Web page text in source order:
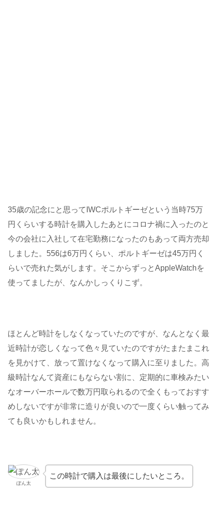
35歳の記念にと思ってIWCポルトギーゼという当時75万
円くらいする時計を購入したあとにコロナ禍に入ったのと
今の会社に入社して在宅勤務になったのもあって両方売却
しました。556は6万円くらい、ポルトギーゼは45万円く
らいで売れた気がします。そこからずっとAppleWatchを
使ってましたが、なんかしっくりこず。
ほとんど時計をしなくなっていたのですが、なんとなく最
近時計が恋しくなって色々見ていたのですがたまたまこれ
を見かけて、放って置けなくなって購入に至りました。高
級時計なんて資産にもならない割に、定期的に車検みたい
なオーバーホールで数万円取られるので全くもっておすす
めしないですが非常に造りが良いので一度くらい触ってみ
ても良いかもしれません。
ぽん太
この時計で購入は最後にしたいところ。